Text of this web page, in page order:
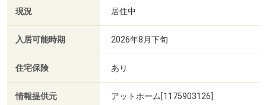
現況 居住中
入居可能時期 2026年8月下旬
住宅保険 あり
情報提供元 アットホーム[1175903126]